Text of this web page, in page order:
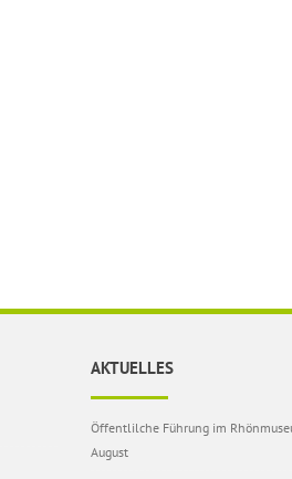
AKTUELLES
Öffentlilche Führung im
August